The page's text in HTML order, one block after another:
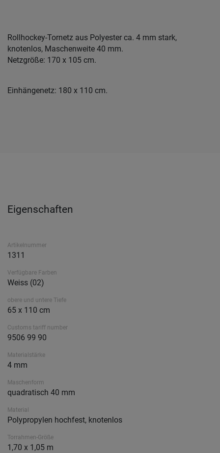
Rollhockey-Tornetz aus Polyester ca. 4 mm stark,
knotenlos, Maschenweite 40 mm.
Netzgröße: 170 x 105 cm.
Einhängenetz: 180 x 110 cm.
Eigenschaften
Artikelnummer
1311
Verfügbare Farben
Weiss (02)
obere und untere Tiefe
65 x 110 cm
Customs tariff number
9506 99 90
Materialstärke
4 mm
Maschenform
quadratisch 40 mm
Material
Polypropylen hochfest, knotenlos
Torrahmen-Größe
1,70 x 1,05 m